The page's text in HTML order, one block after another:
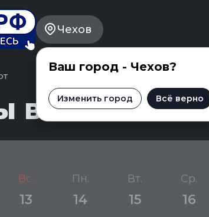
Чехов
Ваш город - Чехов?
Изменить город Всё верно
в Чехове
Вс.
13
Пн.
14
Вт.
15
Ср.
16